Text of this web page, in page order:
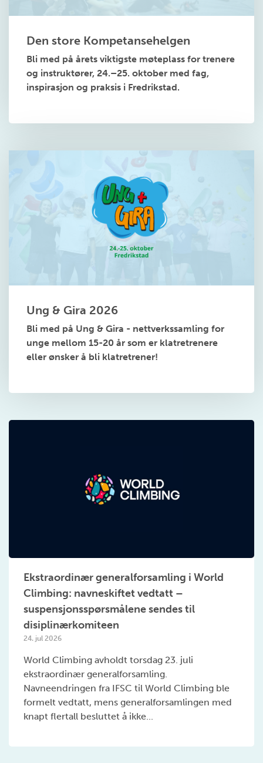
Den store Kompetansehelgen
Bli med på årets viktigste møteplass for trenere
og instruktører, 24.–25. oktober med fag,
inspirasjon og praksis i Fredrikstad.
Ung & Gira 2026
Bli med på Ung & Gira - nettverkssamling for
unge mellom 15-20 år som er klatretrenere
eller ønsker å bli klatretrener!
Ekstraordinær generalforsamling i World
Climbing: navneskiftet vedtatt –
suspensjonsspørsmålene sendes til
disiplinærkomiteen
24. jul 2026
World Climbing avholdt torsdag 23. juli
ekstraordinær generalforsamling.
Navneendringen fra IFSC til World Climbing ble
formelt vedtatt, mens generalforsamlingen med
knapt flertall besluttet å ikke...